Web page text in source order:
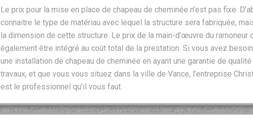
Le prix pour la mise en place de chapeau de cheminée n’est pas fixe.
connaitre le type de matériau avec lequel la structure sera fabriquée,
la dimension de cette structure. Le prix de la main-d’œuvre du ramoneur
également être intégré au coût total de la prestation. Si vous avez
une installation de chapeau de cheminée en ayant une garantie de
travaux, et que vous vous situez dans la ville de Vance, l’entreprise
est le professionnel qu’il vous faut.